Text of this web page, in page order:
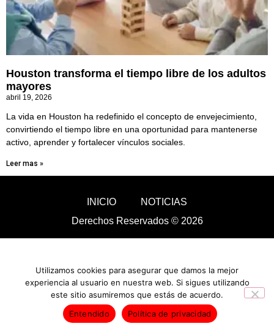
Houston transforma el tiempo libre de los adultos
mayores
abril 19, 2026
La vida en Houston ha redefinido el concepto de envejecimiento,
convirtiendo el tiempo libre en una oportunidad para mantenerse
activo, aprender y fortalecer vínculos sociales.
Leer mas »
INICIO
NOTICIAS
Derechos Reservados © 2026
Utilizamos cookies para asegurar que damos la mejor
experiencia al usuario en nuestra web. Si sigues utilizando
este sitio asumiremos que estás de acuerdo.
Entendido
Política de privacidad